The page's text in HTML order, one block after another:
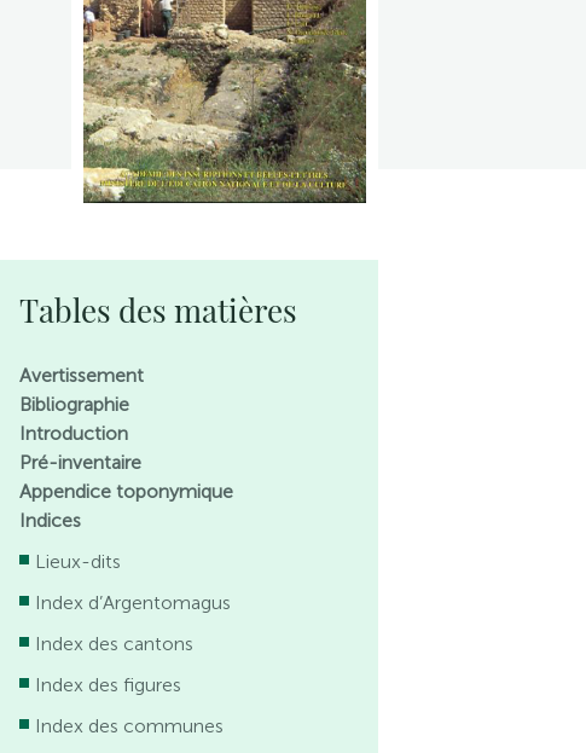
Tables des matières
Avertissement
Bibliographie
Introduction
Pré-inventaire
Appendice toponymique
Indices
Lieux-dits
Index d’Argentomagus
Index des cantons
Index des figures
Index des communes